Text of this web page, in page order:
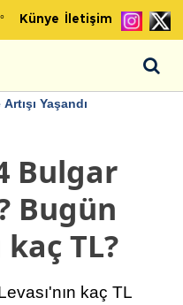
° Künye İletişim
Yaşandı
Bulgar
Bugün
TL?
kaç TL